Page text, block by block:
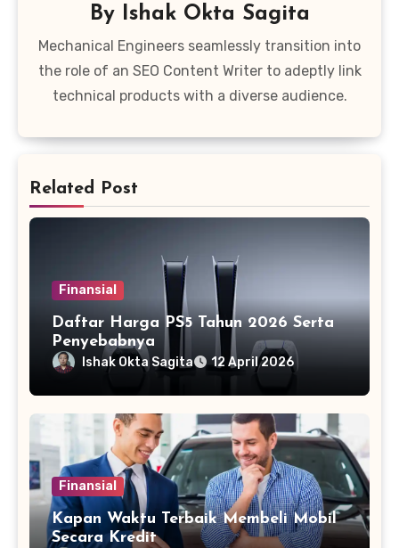
By Ishak Okta Sagita
Mechanical Engineers seamlessly transition into
the role of an SEO Content Writer to adeptly link
technical products with a diverse audience.
Related Post
Finansial
Daftar Harga PS5 Tahun 2026 Serta
Penyebabnya
Ishak Okta Sagita 12 April 2026
Finansial
Kapan Waktu Terbaik Membeli Mobil
Secara Kredit